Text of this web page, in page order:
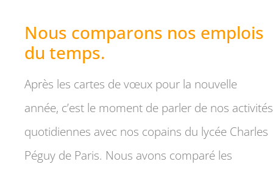
Nous comparons nos emplois
du temps.
Après les cartes de vœux pour la nouvelle
année, c’est le moment de parler de nos activités
quotidiennes avec nos copains du lycée Charles
Péguy de Paris. Nous avons comparé les